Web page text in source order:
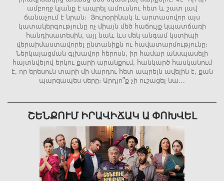
ամբողջ կյանք է ապրել ամուսնու հետ և շատ լավ
ճանաչում է նրան։ Յուրօրինակ և արտասովոր այս
կատակերգությունը ոչ միայն մեծ հաճույք կպատճառի
հանդիսատեսին, այլ նաև ևս մեկ անգամ կստիպի
վերաիմաստավորել ընտանիքն ու հավատարմությունը։
Ներկայացման գլխավոր հերոսն, իր համար անսպասելի
հայտնվելով երկու քարի արանքում, հանկարծ հասկանում
է, որ երեսուն տարի մի մարդու հետ ապրելն ավելին է, քան
պարզապես սերը։ Արդյո՞ք չի ուշացել նա…
ՇԵՆՔՈՒՄ ԻՐԱՎԻՃԱԿ Ա ՓՈԽՎԵԼ